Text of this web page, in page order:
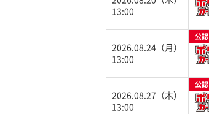
13:00
2026.08.24（月）
13:00
公認
2026.08.27（木）
13:00
公認